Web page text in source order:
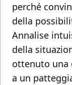
perché
della
Annalise
della
ottenuto una
a un